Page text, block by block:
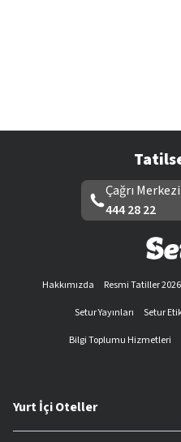
Çağrı Merkezi
444 28 22
Hakkımızda Resmi Tatiller 2026
Setur Yayınları
Setur
Bilgi Toplumu Hizmetleri
Yurt İçi Oteller